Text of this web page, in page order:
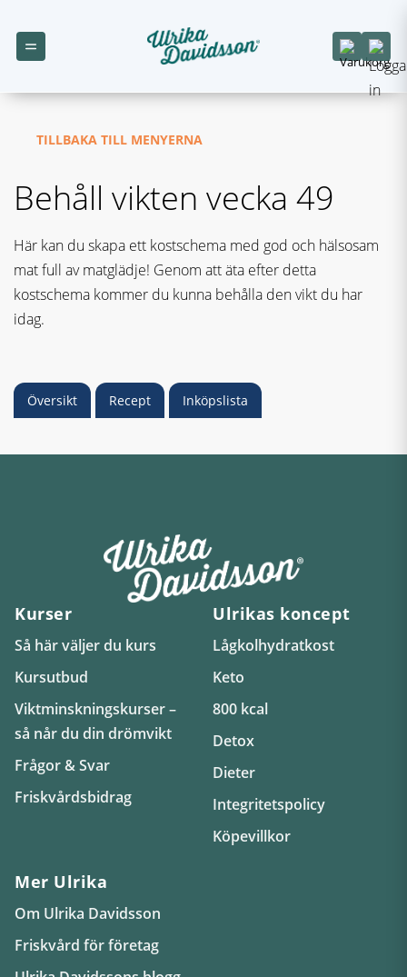
TILLBAKA TILL MENYERNA
Behåll vikten vecka 49
Här kan du skapa ett kostschema med god och hälsosam
mat full av matglädje! Genom att äta efter detta
kostschema kommer du kunna behålla den vikt du har
idag.
Översikt Recept Inköpslista
Kurser
Så här väljer du kurs
Kursutbud
Viktminskningskurser –
så når du din drömvikt
Frågor & Svar
Friskvårdsbidrag
Ulrikas koncept
Lågkolhydratkost
Keto
800 kcal
Detox
Dieter
Integritetspolicy
Köpevillkor
Mer Ulrika
Om Ulrika Davidsson
Friskvård för företag